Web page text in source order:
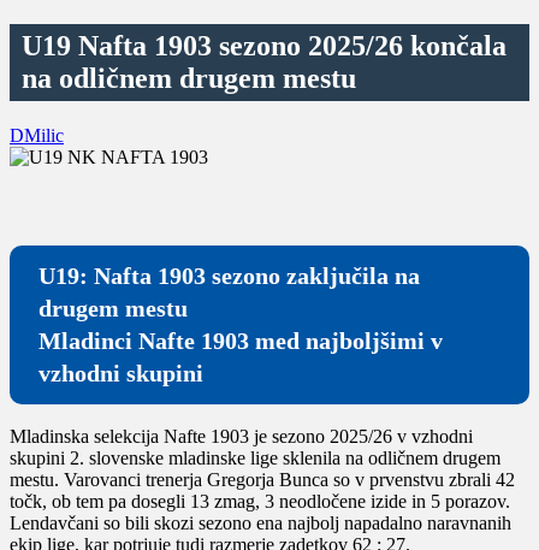
U19 Nafta 1903 sezono 2025/26 končala
na odličnem drugem mestu
DMilic
U19: Nafta 1903 sezono zaključila na
drugem mestu
Mladinci Nafte 1903 med najboljšimi v
vzhodni skupini
Mladinska selekcija Nafte 1903 je sezono 2025/26 v vzhodni
skupini 2. slovenske mladinske lige sklenila na odličnem drugem
mestu. Varovanci trenerja Gregorja Bunca so v prvenstvu zbrali 42
točk, ob tem pa dosegli 13 zmag, 3 neodločene izide in 5 porazov.
Lendavčani so bili skozi sezono ena najbolj napadalno naravnanih
ekip lige, kar potrjuje tudi razmerje zadetkov 62 : 27.